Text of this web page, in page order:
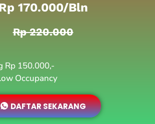
170.000/bln
Rp 220.000
Rp 150.000,-
Occupancy
DAFTAR SEKARANG